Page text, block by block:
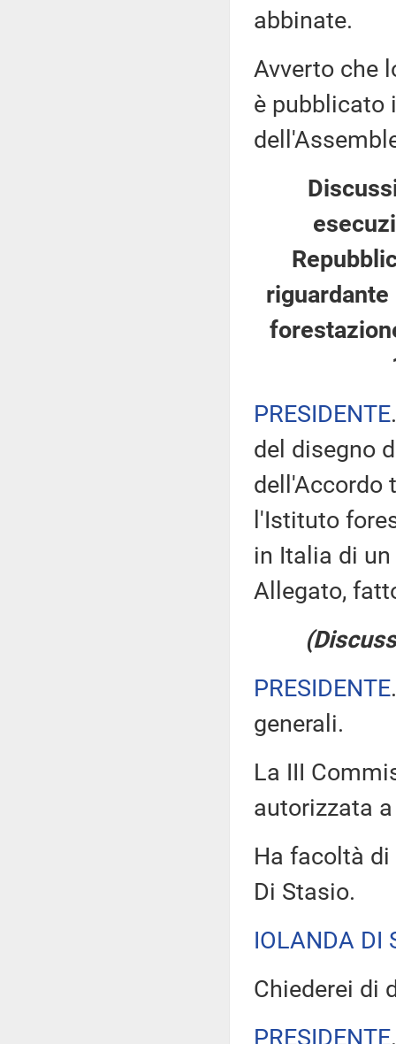
abbinate.
Avverto che
è pubblicato
PRESIDENTE
del disegno
dell'Accordo
l'Istituto
in Italia di
Allegato,
PRESIDENTE
generali.
La III
autorizzata
Ha facoltà
Di Stasio.
IOLANDA DI
Chiederei di
PRESIDENTE